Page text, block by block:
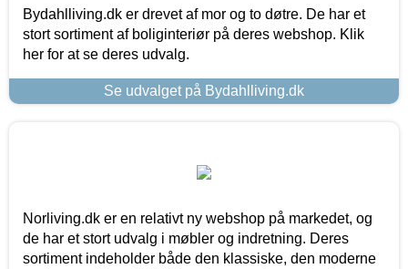
Bydahlliving.dk er drevet af mor og to døtre. De har et
stort sortiment af boliginteriør på deres webshop. Klik
her for at se deres udvalg.
Se udvalget på Bydahlliving.dk
Norliving.dk er en relativt ny webshop på markedet, og
de har et stort udvalg i møbler og indretning. Deres
sortiment indeholder både den klassiske, den moderne